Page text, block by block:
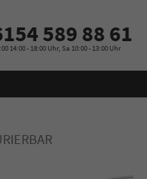
589 88 61
14:00 - 18:00 Uhr, Sa 10:00 - 13:00 Uhr